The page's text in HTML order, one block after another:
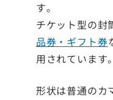
す。
チケット型の封
品券・ギフト券
用されています。
形状は普通のカ